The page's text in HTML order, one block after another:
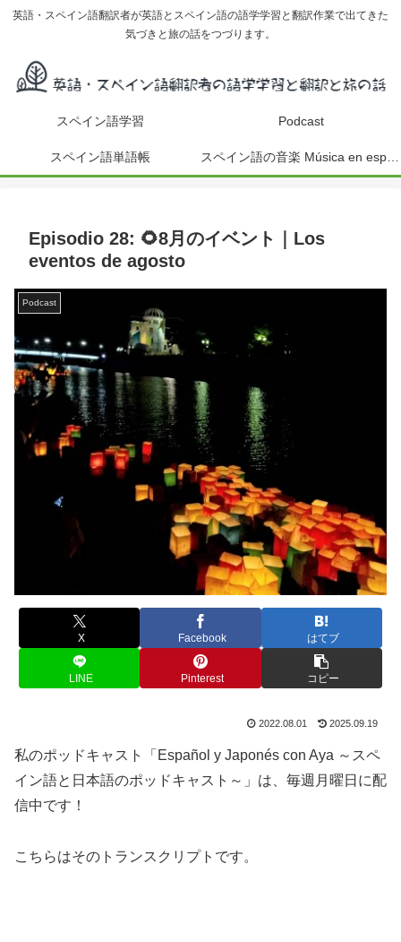
英語・スペイン語翻訳者が英語とスペイン語の語学学習と翻訳作業で出てきた
気づきと旅の話をつづります。
スペイン語学習 Podcast
スペイン語単語帳
Episodio 28: 🌻8月のイベント｜Los
eventos de agosto
Podcast
X Facebook はてブ
LINE Pinterest コピー
2022.08.01 2025.09.19
私のポッドキャスト「Español y Japonés con Aya ～スペ
イン語と日本語のポッドキャスト～」は、毎週月曜日に配
信中です！
こちらはそのトランスクリプトです。